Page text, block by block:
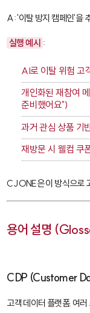
A: '이탈 방지 캠페인'을
실행 예시 :
AI로 이탈 위험 고
개인화된 재참여
준비했어요")
과거 관심 상품 기
재방문 시 웰컴 쿠
CJ ONE은 이 방식으로
용어 설명
CDP (Customer
고객 데이터 플랫폼. 여